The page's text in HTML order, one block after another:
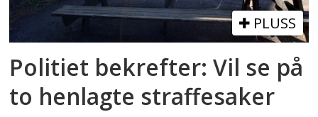
PLUSS
Politiet bekrefter: Vil se på
to henlagte straffesaker